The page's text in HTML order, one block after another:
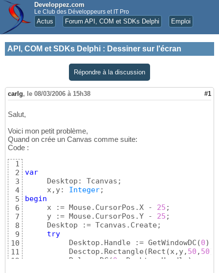
Developpez.com
Le Club des Développeurs et IT Pro
Actus Forum API, COM et SDKs Delphi Emploi
API, COM et SDKs Delphi : Dessiner sur l'écran
Répondre à la discussion
carlg, le 08/03/2006 à 15h38 #1
Salut,
Voici mon petit problème,
Quand on crée un Canvas comme suite:
Code :
1
2
3
4
5
6
7
8
9
10
11
12
var
     Desktop: Tcanvas;
     x,y:
Integer
begin
     x := Mouse.CursorPos.X -
25 ;
     y := Mouse.CursorPos.Y -
25 ;
     Desktop := Tcanvas.Create;
try
          Desktop.Handle := GetWindowDC
(0)
          Desctop.Rectangle
( Rect (x,y, 50 , 50)
          ReleaseDC
(0 , Desktop.Handle )